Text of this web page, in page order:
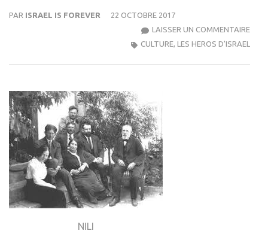
PAR ISRAEL IS FOREVER
22 OCTOBRE 2017
LAISSER UN COMMENTAIRE
CULTURE, LES HEROS D'ISRAEL
NILI